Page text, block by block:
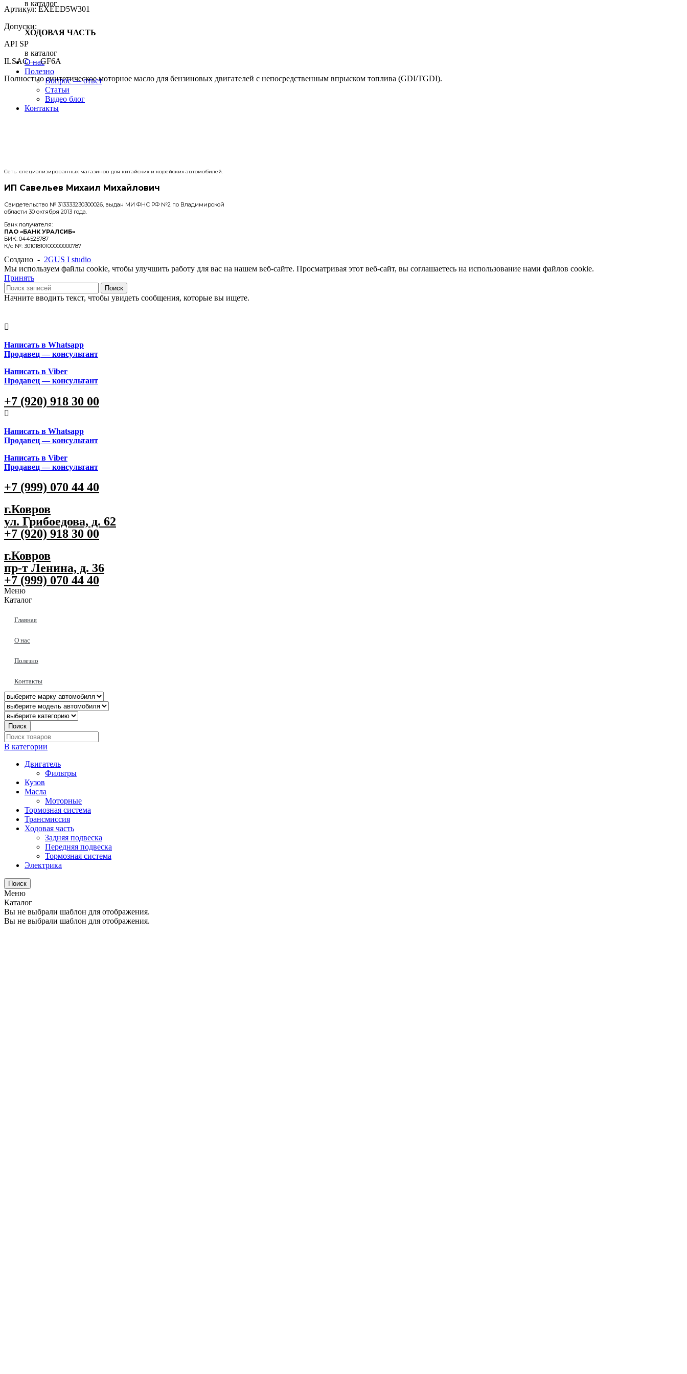
в каталог
ХОДОВАЯ ЧАСТЬ
в каталог
О нас
Полезно
Вопрос — ответ
Статьи
Видео блог
Контакты
Артикул: EXEED5W301
Допуски:
API SP
ILSAC — GF6A
Полностью синтетическое моторное масло для бензиновых двигателей с непосредственным впрыском топлива (GDI/TGDI).
Сеть специализированных магазинов для китайских и корейских автомобилей.
ИП Савельев Михаил Михайлович
Свидетельство № 313333230300026, выдан МИ ФНС РФ №2 по Владимирской
области 30 октября 2013 года.
Банк получателя:
ПАО «БАНК УРАЛСИБ»
БИК: 044525787
К/с №: 30101810100000000787
Создано - 2GUS I studio
Мы используем файлы cookie, чтобы улучшить работу для вас на нашем веб-сайте. Просматривая этот веб-сайт, вы соглашаетесь на использование нами файлов cookie.
Принять
Поиск
Начните вводить текст, чтобы увидеть сообщения, которые вы ищете.
Написать в Whatsapp
Продавец — консультант
Написать в Viber
Продавец — консультант
+7 (920) 918 30 00
Написать в Whatsapp
Продавец — консультант
Написать в Viber
Продавец — консультант
+7 (999) 070 44 40
г.Ковров
ул. Грибоедова, д. 62
+7 (920) 918 30 00
г.Ковров
пр-т Ленина, д. 36
+7 (999) 070 44 40
Меню
Каталог
Главная
О нас
Полезно
Контакты
Поиск
В категории
Двигатель
Фильтры
Кузов
Масла
Моторные
Тормозная система
Трансмиссия
Ходовая часть
Задняя подвеска
Передняя подвеска
Тормозная система
Электрика
Поиск
Меню
Каталог
Вы не выбрали шаблон для отображения.
Вы не выбрали шаблон для отображения.